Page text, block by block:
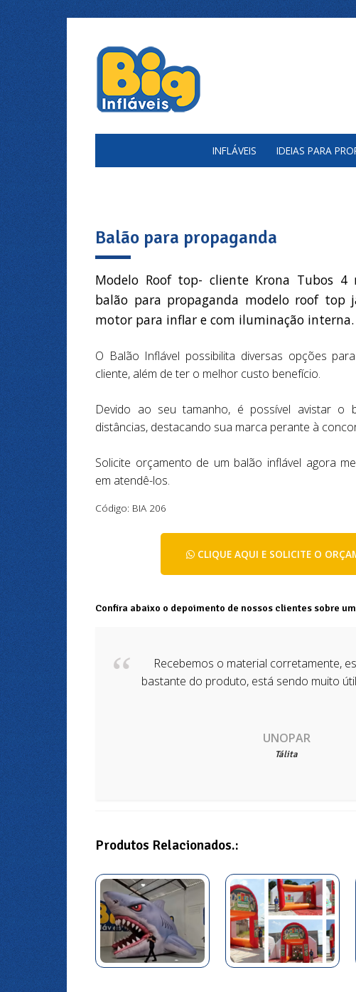
INFLÁVEIS IDEIAS PARA
Balão para propaganda
Modelo Roof top- cliente Krona Tubos
balão para propaganda modelo roof top
motor para inflar e com iluminação interna.
O Balão Inflável possibilita diversas opções
cliente, além de ter o melhor custo benefício.
Devido ao seu tamanho, é possível avistar o
distâncias, destacando sua marca perante à
Solicite orçamento de um balão inflável agora
em atendê-los.
Código: BIA 206
CLIQUE AQUI E SOLICITE O
Confira abaixo o depoimento de nossos clientes sobre
Recebemos o material corretamente,
bastante do produto, está sendo muito
UNOPAR
Tálita
Produtos Relacionados.: